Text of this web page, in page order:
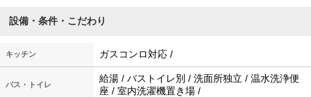
設備・条件・こだわり
キッチン ガスコンロ対応 /
バス・トイレ
給湯 / バストイレ別 / 洗面所独立 / 温水洗浄便
座 / 室内洗濯機置き場 /